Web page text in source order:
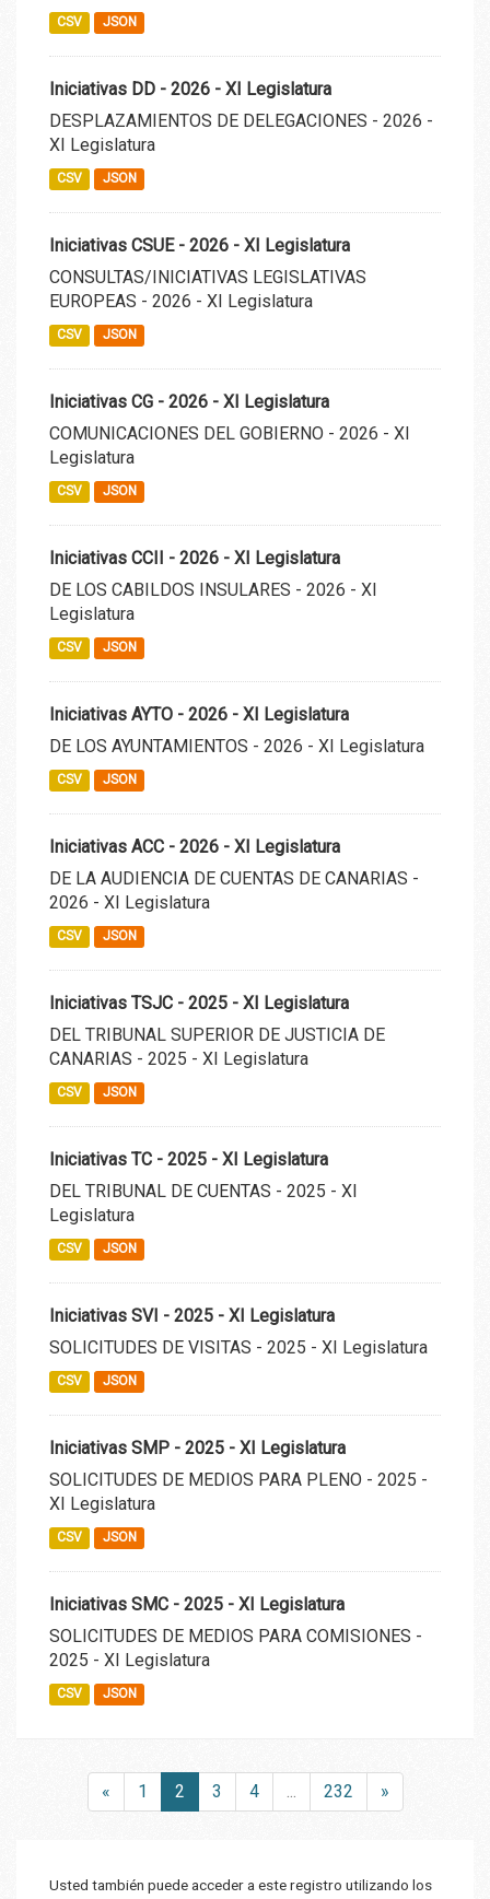
CSV JSON
Iniciativas DD - 2026 - XI Legislatura
DESPLAZAMIENTOS DE DELEGACIONES - 2026 -
XI Legislatura
CSV JSON
Iniciativas CSUE - 2026 - XI Legislatura
CONSULTAS/INICIATIVAS LEGISLATIVAS
EUROPEAS - 2026 - XI Legislatura
CSV JSON
Iniciativas CG - 2026 - XI Legislatura
COMUNICACIONES DEL GOBIERNO - 2026 - XI
Legislatura
CSV JSON
Iniciativas CCII - 2026 - XI Legislatura
DE LOS CABILDOS INSULARES - 2026 - XI
Legislatura
CSV JSON
Iniciativas AYTO - 2026 - XI Legislatura
DE LOS AYUNTAMIENTOS - 2026 - XI Legislatura
CSV JSON
Iniciativas ACC - 2026 - XI Legislatura
DE LA AUDIENCIA DE CUENTAS DE CANARIAS -
2026 - XI Legislatura
CSV JSON
Iniciativas TSJC - 2025 - XI Legislatura
DEL TRIBUNAL SUPERIOR DE JUSTICIA DE
CANARIAS - 2025 - XI Legislatura
CSV JSON
Iniciativas TC - 2025 - XI Legislatura
DEL TRIBUNAL DE CUENTAS - 2025 - XI
Legislatura
CSV JSON
Iniciativas SVI - 2025 - XI Legislatura
SOLICITUDES DE VISITAS - 2025 - XI Legislatura
CSV JSON
Iniciativas SMP - 2025 - XI Legislatura
SOLICITUDES DE MEDIOS PARA PLENO - 2025 -
XI Legislatura
CSV JSON
Iniciativas SMC - 2025 - XI Legislatura
SOLICITUDES DE MEDIOS PARA COMISIONES -
2025 - XI Legislatura
CSV JSON
« 1 2 3 4 232 »
Usted también puede acceder a este registro utilizando los